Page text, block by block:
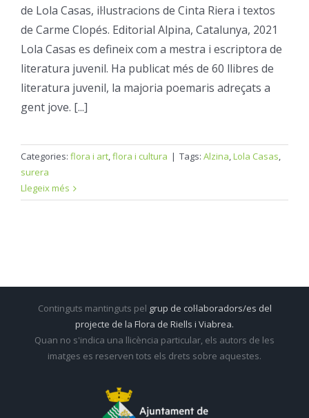
de Lola Casas, il·lustracions de Cinta Riera i textos
de Carme Clopés. Editorial Alpina, Catalunya, 2021
Lola Casas es defineix com a mestra i escriptora de
literatura juvenil. Ha publicat més de 60 llibres de
literatura juvenil, la majoria poemaris adreçats a
gent jove. [...]
Categories: flora i art,flora i cultura | Tags: Alzina,Lola Casas,
surera
Llegeix més
Continguts mantinguts pel grup de col·laboradors/es del
projecte de la Flora de Riells i Viabrea.
Quan no s'indica una llicència particular, els autors de les
imatges es reserven tots els drets sobre aquestes.